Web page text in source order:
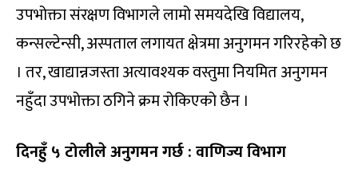
उपभोक्ता संरक्षण विभागले लामो समयदेखि विद्यालय,
कन्सल्टेन्सी, अस्पताल लगायत क्षेत्रमा अनुगमन गरिरहेको छ
। तर, खाद्यान्नजस्ता अत्यावश्यक वस्तुमा नियमित अनुगमन
नहुँदा उपभोक्ता ठगिने क्रम रोकिएको छैन ।
दिनहुँ ५ टोलीले अनुगमन गर्छ : वाणिज्य विभाग